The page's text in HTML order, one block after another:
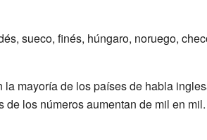
sueco, finés, húngaro, noruego,
la mayoría de los países de habla
de los números aumentan de mil en